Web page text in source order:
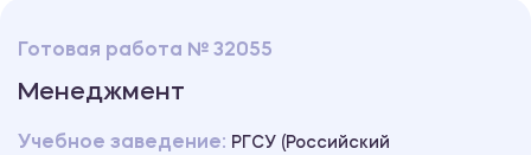
Готовая работа № 32055
Менеджмент
Учебное заведение: РГСУ (Российский